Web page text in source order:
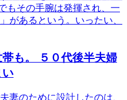
もその手腕は発揮され、一
があるという。いったい、
も。 ５０代後半夫婦
い
妻のために設計したのは、